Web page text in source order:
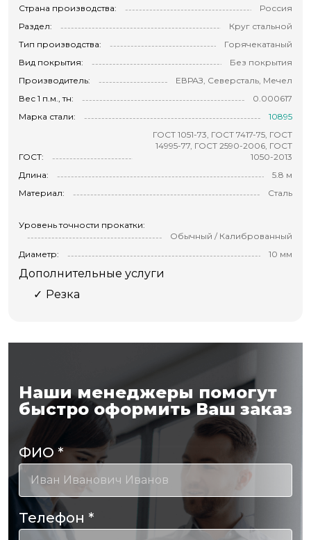
Страна производства:
Россия
Раздел:
Круг стальной
Тип производства:
Горячекатаный
Вид покрытия:
Без покрытия
Производитель:
ЕВРАЗ, Северсталь, Мечел
Вес 1 п.м., тн:
0.000617
Марка стали:
10895
ГОСТ:
ГОСТ 1051-73, ГОСТ 7417-75, ГОСТ
14995-77, ГОСТ 2590-2006, ГОСТ
1050-2013
Длина:
5.8 м
Материал:
Сталь
Уровень точности прокатки:
Обычный / Калиброванный
Диаметр:
10 мм
Дополнительные услуги
Резка
Наши менеджеры помогут
быстро оформить Ваш заказ
ФИО*
Телефон *